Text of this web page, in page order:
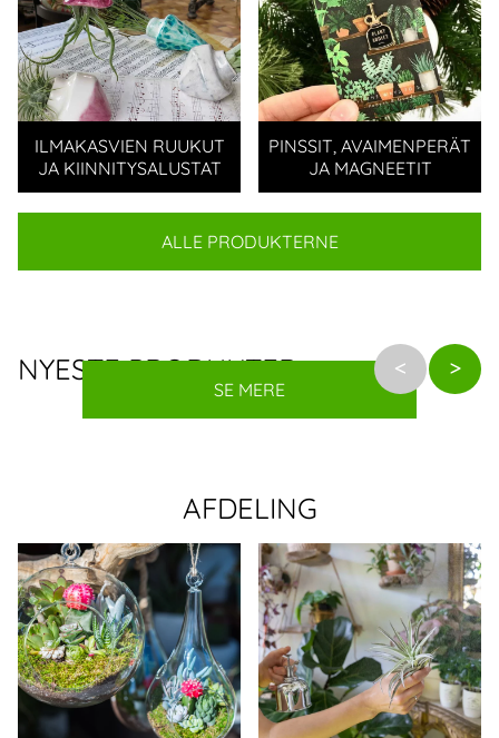
ILMAKASVIEN RUUKUT
JA KIINNITYSALUSTAT
PINSSIT, AVAIMENPERÄT
JA MAGNEETIT
ALLE PRODUKTERNE
NYESTE PRODUKTER
SE MERE
AFDELING